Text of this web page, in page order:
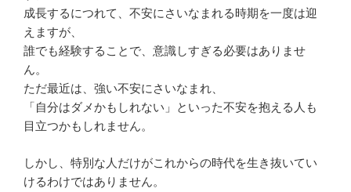
成長するにつれて、不安にさいなまれる時期を一度は迎
えますが、
誰でも経験することで、意識しすぎる必要はありませ
ん。
ただ最近は、強い不安にさいなまれ、
「自分はダメかもしれない」といった不安を抱える人も
目立つかもしれません。
しかし、特別な人だけがこれからの時代を生き抜いてい
けるわけではありません。